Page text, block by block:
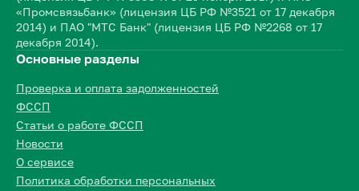
«Промсвязьбанк» (лицензия ЦБ РФ №3521 от 17 декабря
2014) и ПАО "МТС Банк" (лицензия ЦБ РФ №2268 от 17
декабря 2014).
Основные разделы
Проверка и оплата задолженностей
ФССП
Статьи о работе ФССП
Новости
О сервисе
Политика обработки персональных